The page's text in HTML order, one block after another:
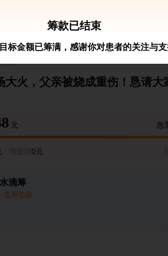
筹款
大火，父亲被烧成重伤！恳请大
元 急
0元
滴筹
边筹边取
筹款已结束
标金额已筹满，感谢你对患者的关注与